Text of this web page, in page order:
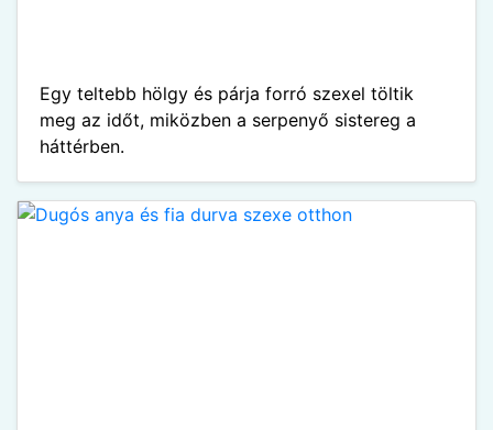
Egy teltebb hölgy és párja forró szexel töltik
meg az időt, miközben a serpenyő sistereg a
háttérben.